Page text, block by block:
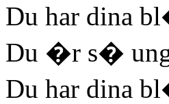
Du har dina
Du �r s�
Du har dina